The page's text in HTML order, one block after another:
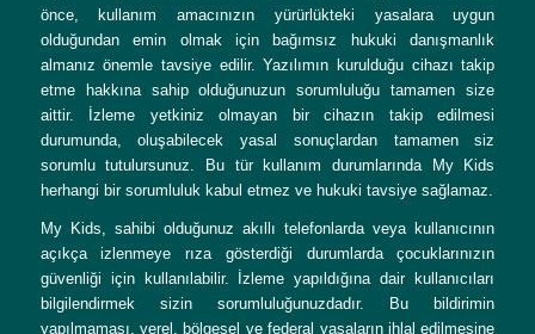
önce, kullanım amacınızın yürürlükteki yasalara uygun
olduğundan emin olmak için bağımsız hukuki danışmanlık
almanız önemle tavsiye edilir. Yazılımın kurulduğu cihazı takip
etme hakkına sahip olduğunuzun sorumluluğu tamamen size
aittir. İzleme yetkiniz olmayan bir cihazın takip edilmesi
durumunda, oluşabilecek yasal sonuçlardan tamamen siz
sorumlu tutulursunuz. Bu tür kullanım durumlarında My Kids
herhangi bir sorumluluk kabul etmez ve hukuki tavsiye sağlamaz.
My Kids, sahibi olduğunuz akıllı telefonlarda veya kullanıcının
açıkça izlenmeye rıza gösterdiği durumlarda çocuklarınızın
güvenliği için kullanılabilir. İzleme yapıldığına dair kullanıcıları
bilgilendirmek sizin sorumluluğunuzdadır. Bu bildirimin
yapılmaması, yerel, bölgesel ve federal yasaların ihlal edilmesine